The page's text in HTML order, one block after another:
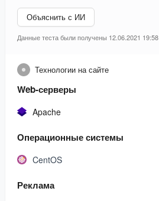
Объяснить с ИИ
Данные теста были получены 12.06.2021 19:58
Технологии на сайте
Web-серверы
Apache
Операционные системы
CentOS
Реклама